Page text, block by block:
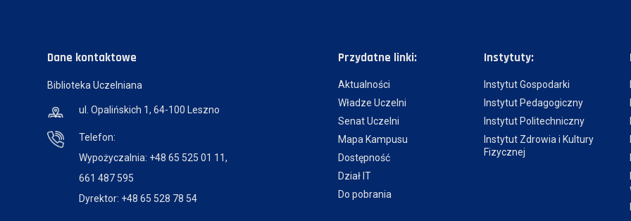
Dane kontaktowe
Biblioteka Uczelniana
ul. Opalińskich 1, 64-100 Leszno
Telefon:
Wypożyczalnia: +48 65 525 01 11,
661 487 595
Dyrektor: +48 65 528 78 54
Przydatne linki:
Aktualności
Władze Uczelni
Senat Uczelni
Mapa Kampusu
Dostępność
Dział IT
Do pobrania
Instytuty:
Instytut Gospodarki
Instytut Pedagogiczny
Instytut Politechniczny
Instytut Zdrowia i Kultury
Fizycznej